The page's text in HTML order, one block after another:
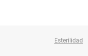
Esterilidad